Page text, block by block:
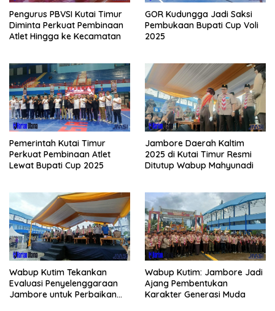
Pengurus PBVSI Kutai Timur
Diminta Perkuat Pembinaan
Atlet Hingga ke Kecamatan
GOR Kudungga Jadi Saksi
Pembukaan Bupati Cup Voli
2025
Pemerintah Kutai Timur
Perkuat Pembinaan Atlet
Lewat Bupati Cup 2025
Jambore Daerah Kaltim
2025 di Kutai Timur Resmi
Ditutup Wabup Mahyunadi
Wabup Kutim Tekankan
Evaluasi Penyelenggaraan
Jambore untuk Perbaikan
Wabup Kutim: Jambore Jadi
Ajang Pembentukan
Karakter Generasi Muda